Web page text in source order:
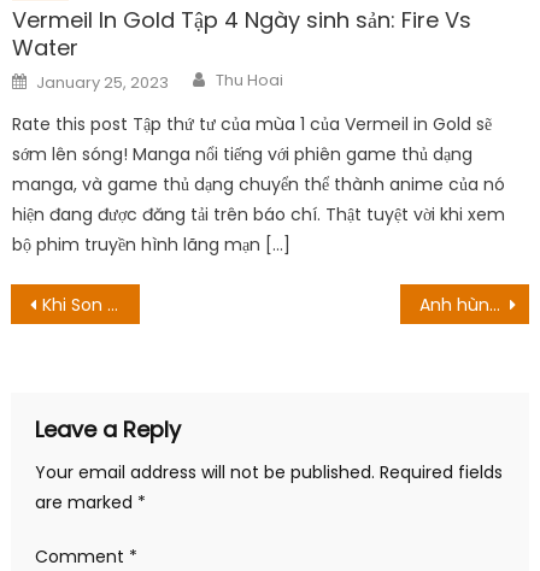
Vermeil In Gold Tập 4 Ngày sinh sản: Fire Vs
Water
Posted
on
January 25, 2023 Author
Thu Hoai
Rate this post Tập thứ tư của mùa 1 của Vermeil in Gold sẽ
sớm lên sóng! Manga nổi tiếng với phiên game thủ dạng
manga, và game thủ dạng chuyển thể thành anime của nó
hiện đang được đăng tải trên báo chí. Thật tuyệt vời khi xem
bộ phim truyền hình lãng mạn […]
Post
Khi Son Goku đã quá chán sử dụng Kamehameha Anh hùng mới của Fire Emblem Engage trông giống như một VTuber
Leave a Reply
Your email address will not be published. Required fields
are marked *
Comment *